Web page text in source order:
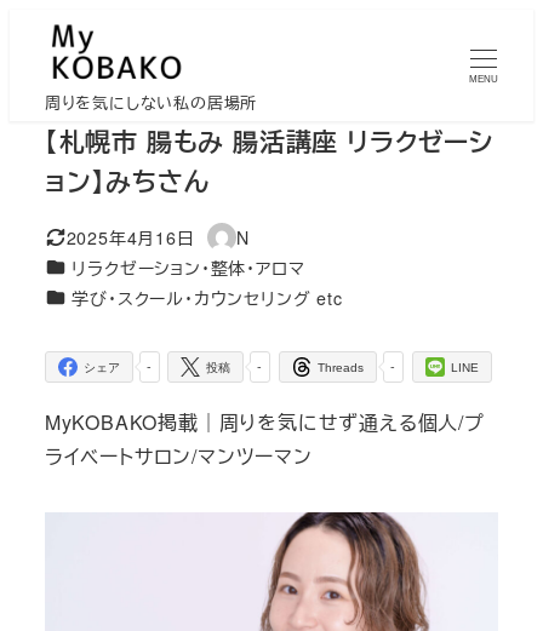
周りを気にしない私の居場所
MENU
【札幌市 腸もみ 腸活講座 リラクゼーシ
ョン】みちさん
更新日
2025年4月16日
著
者
N
カテゴリー
リラクゼーション・整体・アロマ
カテゴリー
学び・スクール・カウンセリング etc
-
シェア -
投稿 -
Threads LINE
MyKOBAKO掲載｜周りを気にせず通える個人/プ
ライベートサロン/マンツーマン